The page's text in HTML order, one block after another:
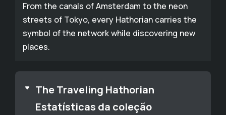
From the canals of Amsterdam to the neon
streets of Tokyo, every Hathorian carries the
symbol of the network while discovering new
places.
The Traveling Hathorian
Estatísticas da coleção